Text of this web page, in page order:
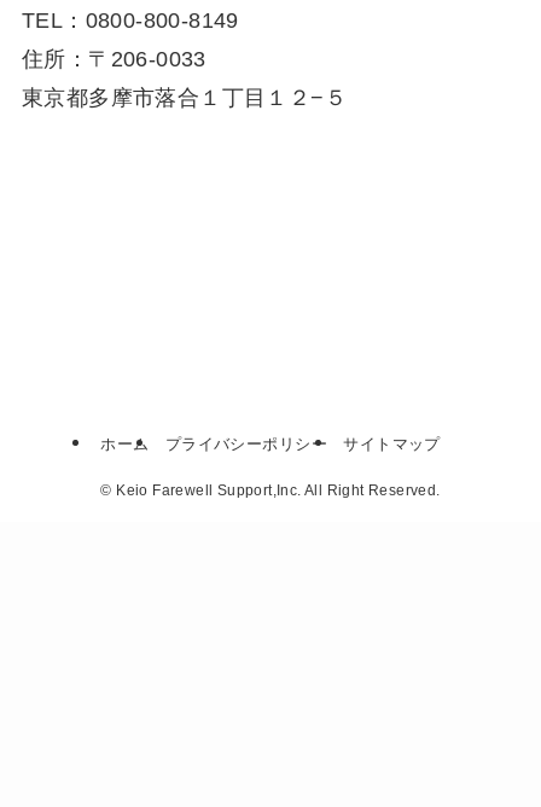
TEL：0800-800-8149
住所：〒206-0033
東京都多摩市落合１丁目１２−５
ホーム プライバシーポリシー サイトマップ
© Keio Farewell Support,Inc. All Right Reserved.